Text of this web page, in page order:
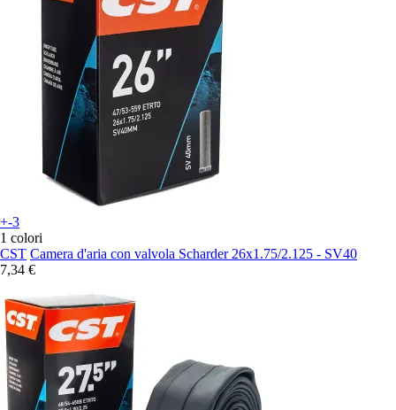
+-3
1 colori
CST Camera d'aria con valvola Scharder 26x1.75/2.125 - SV40
7,34 €